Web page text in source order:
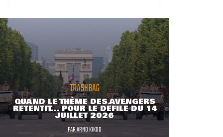
TRASHBAG
QUAND LE THÈME DES AVENGERS
RETENTIT... POUR LE DÉFILÉ DU 14
JUILLET 2026
PARARNO KIKOO